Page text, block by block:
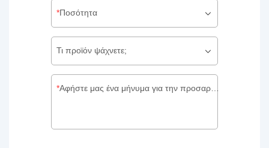
Ποσότητα
Τι προϊόν ψάχνετε;
Αφήστε μας ένα μήνυμα για την προσαρμοσμένη συσκευασία σας